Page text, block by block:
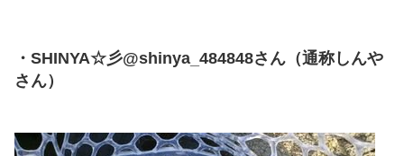
・SHINYA☆彡@shinya_484848さん（通称しんや
さん）